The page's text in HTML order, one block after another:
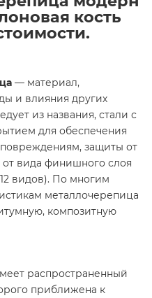
кость
— материал,
и влияния других
из названия, стали с
для обеспечения
защиты от
от вида финишного слоя
видов). По многим
металлочерепица
композитную
распространенный
приближена к